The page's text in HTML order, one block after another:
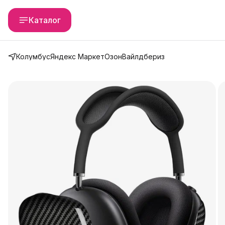
Каталог
КолумбусЯндекс МаркетОзонВайлдбериз